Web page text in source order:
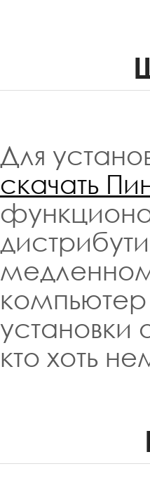
Для
скачать
медленном
установки
кто хоть